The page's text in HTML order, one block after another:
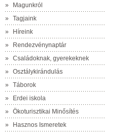
»
Magunkról
»
Tagjaink
»
Híreink
»
Rendezvénynaptár
»
Családoknak, gyerekeknek
»
Osztálykirándulás
»
Táborok
»
Erdei iskola
»
Ökoturisztikai Minősítés
»
Hasznos Ismeretek